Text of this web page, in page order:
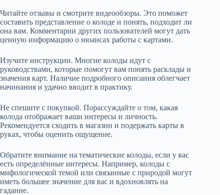
Читайте отзывы и смотрите видеообзоры. Это поможет
составить представление о колоде и понять, подходит ли
она вам. Комментарии других пользователей могут дать
ценную информацию о нюансах работы с картами.
Изучите инструкции. Многие колоды идут с
руководствами, которые помогут вам понять расклады и
значения карт. Наличие подробного описания облегчает
начинания и удачно вводит в практику.
Не спешите с покупкой. Порассуждайте о том, какая
колода отображает ваши интересы и личность.
Рекомендуется сходить в магазин и подержать карты в
руках, чтобы оценить ощущение.
Обратите внимание на тематические колоды, если у вас
есть определённые интересы. Например, колоды с
мифологической темой или связанные с природой могут
иметь большее значение для вас и вдохновлять на
гадание.